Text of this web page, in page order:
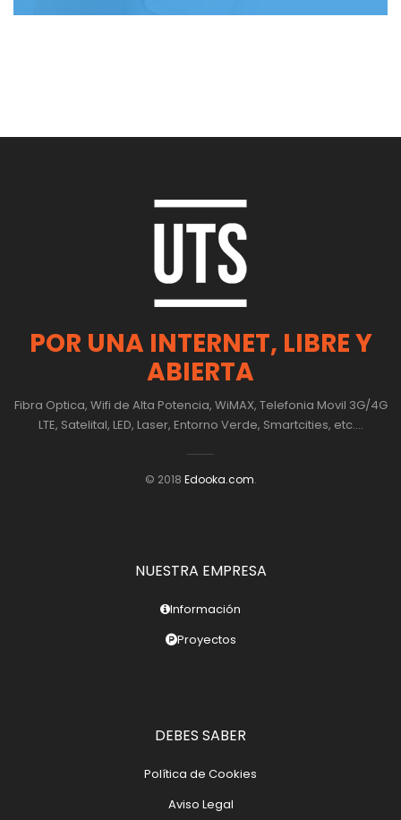
POR UNA INTERNET, LIBRE Y
ABIERTA
Fibra Optica, Wifi de Alta Potencia, WiMAX, Telefonia Movil 3G/4G
LTE, Satelital, LED, Laser, Entorno Verde, Smartcities, etc....
© 2018 Edooka.com.
NUESTRA EMPRESA
Información
Proyectos
DEBES SABER
Política de Cookies
Aviso Legal